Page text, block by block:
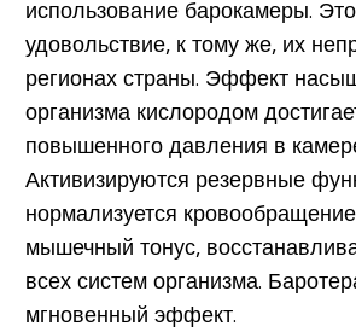
использование барокамеры.
удовольствие, к тому же, их
регионах страны. Эффект
организма кислородом
повышенного давления в
Активизируются резервные
нормализуется
мышечный тонус,
всех систем организма.
мгновенный эффект.